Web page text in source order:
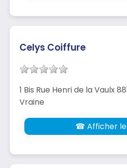
Celys Coiffure
1 Bis Rue Henri de la Vaulx
Vraine
☎ Afficher le